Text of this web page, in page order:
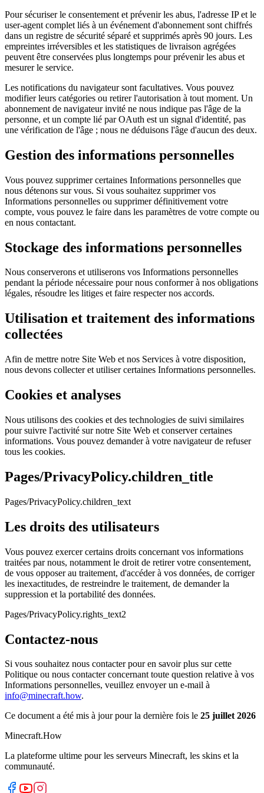
Pour sécuriser le consentement et prévenir les abus, l'adresse IP et le
user-agent complet liés à un événement d'abonnement sont chiffrés
dans un registre de sécurité séparé et supprimés après 90 jours. Les
empreintes irréversibles et les statistiques de livraison agrégées
peuvent être conservées plus longtemps pour prévenir les abus et
mesurer le service.
Les notifications du navigateur sont facultatives. Vous pouvez
modifier leurs catégories ou retirer l'autorisation à tout moment. Un
abonnement de navigateur invité ne nous indique pas l'âge de la
personne, et un compte lié par OAuth est un signal d'identité, pas
une vérification de l'âge ; nous ne déduisons l'âge d'aucun des deux.
Gestion des informations personnelles
Vous pouvez supprimer certaines Informations personnelles que
nous détenons sur vous. Si vous souhaitez supprimer vos
Informations personnelles ou supprimer définitivement votre
compte, vous pouvez le faire dans les paramètres de votre compte ou
en nous contactant.
Stockage des informations personnelles
Nous conserverons et utiliserons vos Informations personnelles
pendant la période nécessaire pour nous conformer à nos obligations
légales, résoudre les litiges et faire respecter nos accords.
Utilisation et traitement des informations
collectées
Afin de mettre notre Site Web et nos Services à votre disposition,
nous devons collecter et utiliser certaines Informations personnelles.
Cookies et analyses
Nous utilisons des cookies et des technologies de suivi similaires
pour suivre l'activité sur notre Site Web et conserver certaines
informations. Vous pouvez demander à votre navigateur de refuser
tous les cookies.
Pages/PrivacyPolicy.children_title
Pages/PrivacyPolicy.children_text
Les droits des utilisateurs
Vous pouvez exercer certains droits concernant vos informations
traitées par nous, notamment le droit de retirer votre consentement,
de vous opposer au traitement, d'accéder à vos données, de corriger
les inexactitudes, de restreindre le traitement, de demander la
suppression et la portabilité des données.
Pages/PrivacyPolicy.rights_text2
Contactez-nous
Si vous souhaitez nous contacter pour en savoir plus sur cette
Politique ou nous contacter concernant toute question relative à vos
Informations personnelles, veuillez envoyer un e-mail à
info@minecraft.how.
Ce document a été mis à jour pour la dernière fois le 25 juillet 2026
Minecraft.How
La plateforme ultime pour les serveurs Minecraft, les skins et la
communauté.